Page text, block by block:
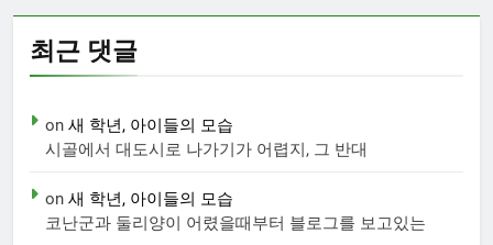
최근 댓글
on 새 학년, 아이들의 모습
시골에서 대도시로 나가기가 어렵지, 그 반대
on 새 학년, 아이들의 모습
코난군과 둘리양이 어렸을때부터 블로그를 보고있는